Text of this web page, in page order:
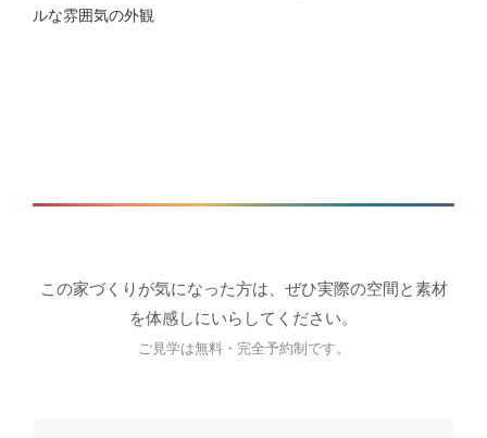
ルな雰囲気の外観
この家づくりが気になった方は、ぜひ実際の空間と素材
を体感しにいらしてください。
ご見学は無料・完全予約制です。